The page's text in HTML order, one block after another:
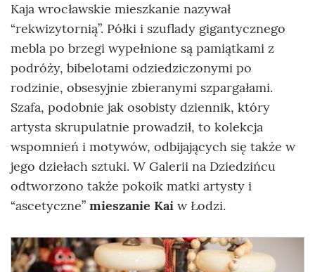
Kaja wrocławskie mieszkanie nazywał
“rekwizytornią”. Półki i szuflady gigantycznego
mebla po brzegi wypełnione są pamiątkami z
podróży, bibelotami odziedziczonymi po
rodzinie, obsesyjnie zbieranymi szpargałami.
Szafa, podobnie jak osobisty dziennik, który
artysta skrupulatnie prowadził, to kolekcja
wspomnień i motywów, odbijających się także w
jego dziełach sztuki. W Galerii na Dziedzińcu
odtworzono także pokoik matki artysty i
“ascetyczne” mieszanie Kai w Łodzi.